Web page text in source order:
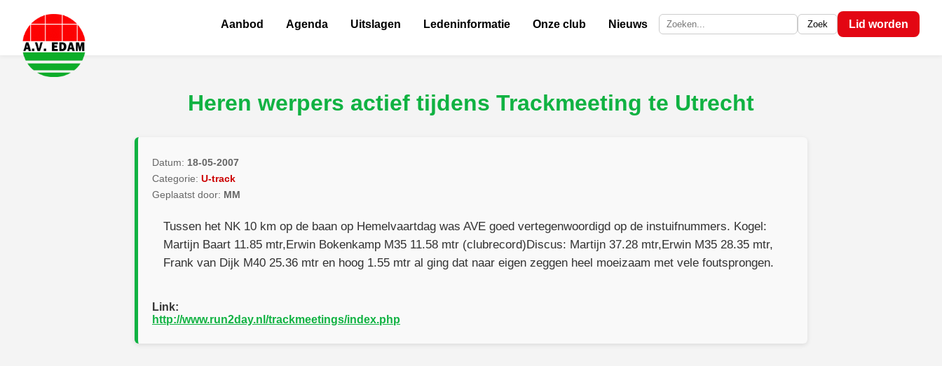
Aanbod Agenda Uitslagen Ledeninformatie Onze club Nieuws Zoek op de site Zoek Lid worden
Heren werpers actief tijdens Trackmeeting te Utrecht
Datum: 18-05-2007
Categorie: U-track
Geplaatst door: MM
Tussen het NK 10 km op de baan op Hemelvaartdag was AVE goed vertegenwoordigd op de instuifnummers. Kogel:
Martijn Baart 11.85 mtr,Erwin Bokenkamp M35 11.58 mtr (clubrecord)Discus: Martijn 37.28 mtr,Erwin M35 28.35 mtr,
Frank van Dijk M40 25.36 mtr en hoog 1.55 mtr al ging dat naar eigen zeggen heel moeizaam met vele foutsprongen.
Link:
http://www.run2day.nl/trackmeetings/index.php